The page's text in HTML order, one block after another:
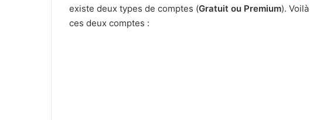
existe deux types de comptes (Gratuit ou Premium).
ces deux comptes :